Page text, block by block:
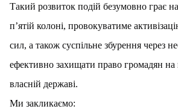
Такий розвиток подій безумовно грає на
п’ятій колоні, провокуватиме
сил, а також суспільне збурення через
ефективно захищати право громадян на
власній державі.
Ми закликаємо: